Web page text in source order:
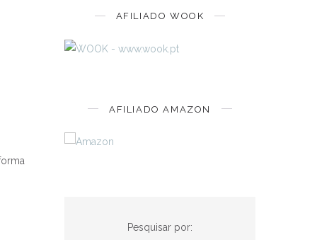
AFILIADO WOOK
AFILIADO AMAZON
Pesquisar por: